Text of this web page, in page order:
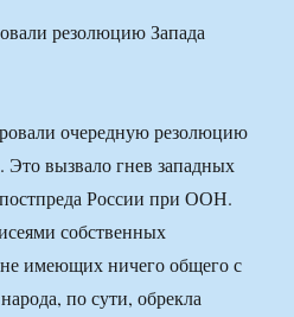
очередную резолюцию
вызвало гнев западных
России при ООН.
собственных
не имеющих ничего общего с
по сути, обрекла